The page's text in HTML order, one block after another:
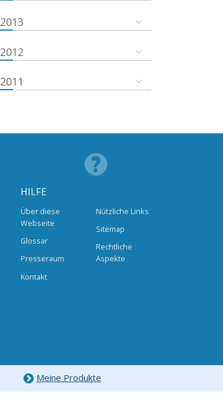
2013
2012
2011
HILFE
Über diese
Webseite
Glossar
Presseraum
Kontakt
Nützliche Links
Sitemap
Rechtliche
Aspekte
Meine Produkte